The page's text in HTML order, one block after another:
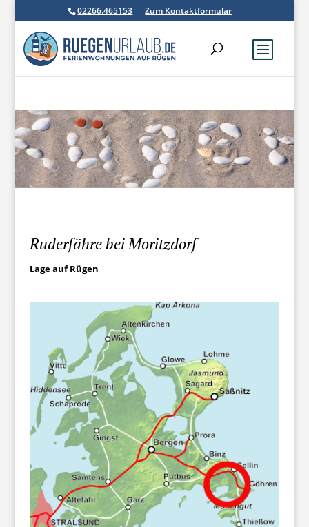
02266.465153 Zum Kontaktformular
Ruderfähre bei Moritzdorf
Lage auf Rügen